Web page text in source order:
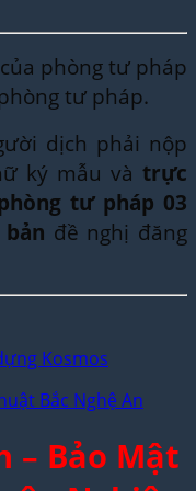
của phòng tư pháp
tư pháp.
dịch phải nộp
ký mẫu và trực
tư pháp 03
đề nghị đăng
Kosmos
Bắc Nghệ An
– Bảo Mật